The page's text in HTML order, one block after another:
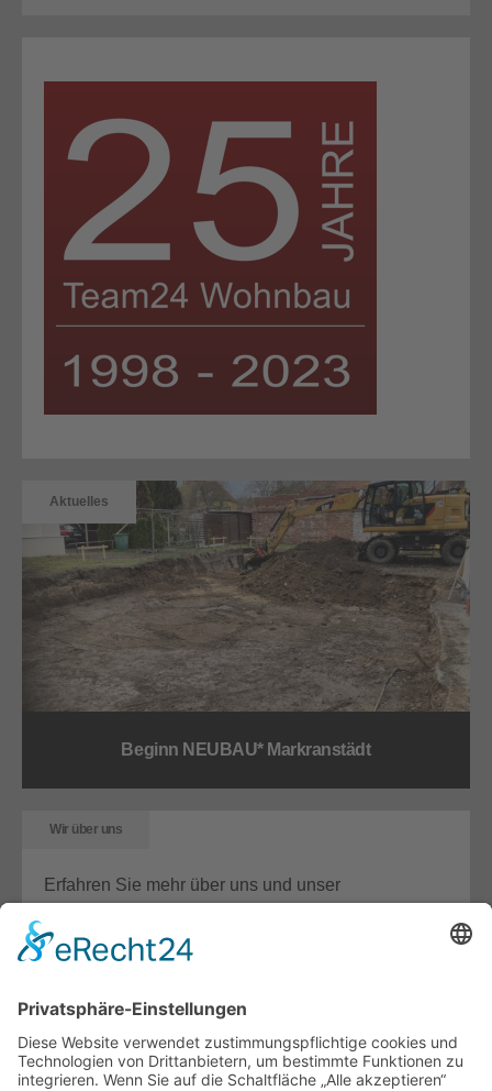
Aktuelles
Beginn NEUBAU* Markranstädt
Wir über uns
Erfahren Sie mehr über uns und unser
Unterstützung